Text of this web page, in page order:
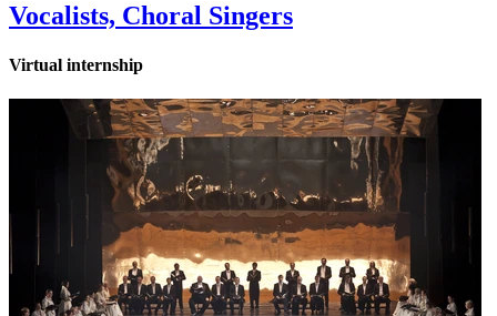
Vocalists, Choral Singers
Virtual internship